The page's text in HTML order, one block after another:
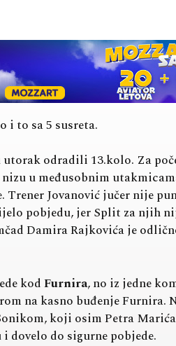
i to sa 5 susreta.
odradili 13.kolo. Za
u međusobnim
Jovanović jučer nije
pobjedu, jer Split za njih
Damira Rajkovića je
kodFurnira, no iz jedne
na kasno buđenje
koji osim Petra
dovelo do sigurne pobjede.